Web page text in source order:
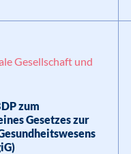
Gesellschaft und
zum
Gesetzes zur